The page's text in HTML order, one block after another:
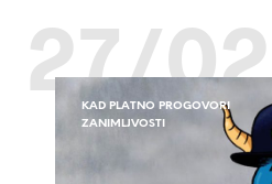
27/02
KAD PLATNO PROGOVORI
ZANIMLJVOSTI